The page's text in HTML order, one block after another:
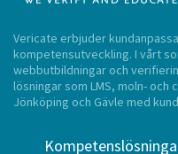
Vericate erbjuder
kompetensutveckling. I vårt
webbutbildningar och
lösningar som LMS, moln-
Jönköping och Gävle med